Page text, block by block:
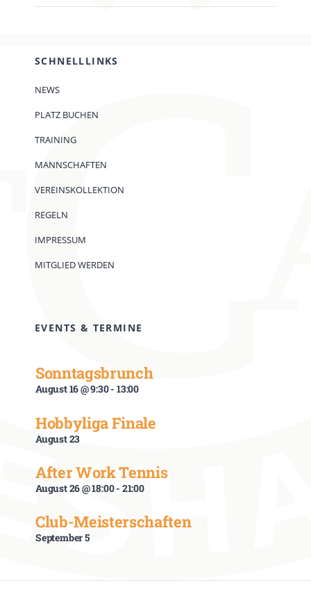
SCHNELLLINKS
NEWS
PLATZ BUCHEN
TRAINING
MANNSCHAFTEN
VEREINSKOLLEKTION
REGELN
IMPRESSUM
MITGLIED WERDEN
EVENTS & TERMINE
Sonntagsbrunch
August 16 @ 9:30- 13:00
Hobbyliga Finale
August 23
After Work Tennis
August 26 @ 18:00- 21:00
Club-Meisterschaften
September 5